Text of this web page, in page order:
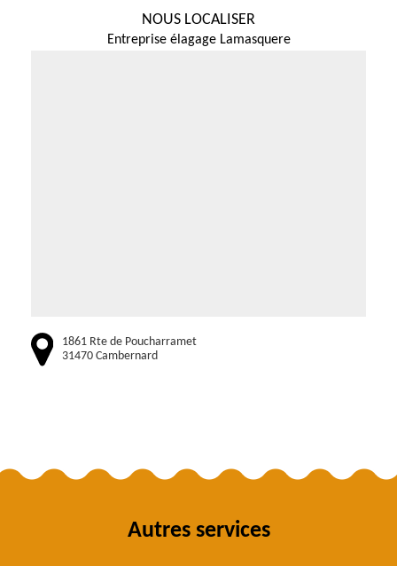
NOUS LOCALISER
Entreprise élagage Lamasquere
1861 Rte de Poucharramet
31470 Cambernard
Autres services